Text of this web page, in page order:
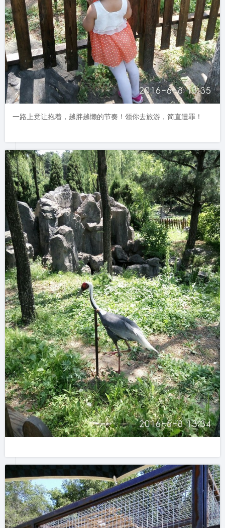
一路上竟让抱着，越胖越懒的节奏！领你去旅游，简直遭罪！